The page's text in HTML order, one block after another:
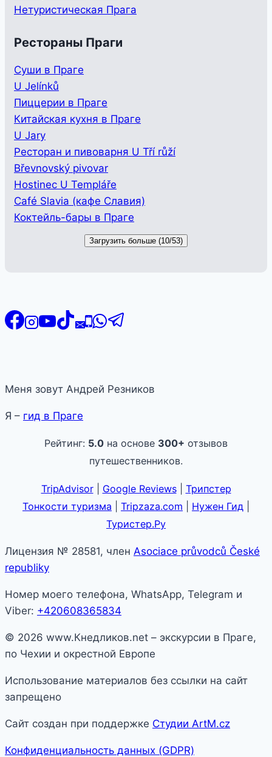
Нетуристическая Прага
Рестораны Праги
Суши в Праге
U Jelínků
Пиццерии в Праге
Китайская кухня в Праге
U Jary
Ресторан и пивоварня U Tří růží
Břevnovský pivovar
Hostinec U Templáře
Café Slavia (кафе Славия)
Коктейль-бары в Праге
Загрузить больше (10/53)
Меня зовут Андрей Резников
Я – гид в Праге
Рейтинг: 5.0 на основе 300+ отзывов
путешественников.
TripAdvisor| Google Reviews| Трипстер
Тонкости туризма
Tripzaza.com Нужен Гид
Туристер.Ру
Лицензия № 28581, член Asociace průvodců České
republiky
Номер моего телефона, WhatsApp, Telegram и
Viber: +420608365834
© 2026 www.Кнедликов.net – экскурсии в Праге,
по Чехии и окрестной Европе
Использование материалов без ссылки на сайт
запрещено
Сайт создан при поддержке Студии ArtM.cz
Конфиденциальность данных (GDPR)